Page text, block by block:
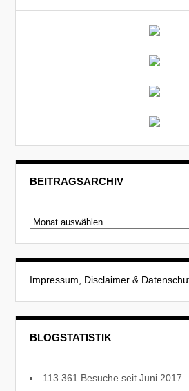
BEITRAGSARCHIV
Beitragsarchiv
Impressum, Disclaimer &
BLOGSTATISTIK
113.361 Besuche seit Juni 2017